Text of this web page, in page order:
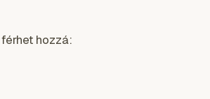
hozzá: